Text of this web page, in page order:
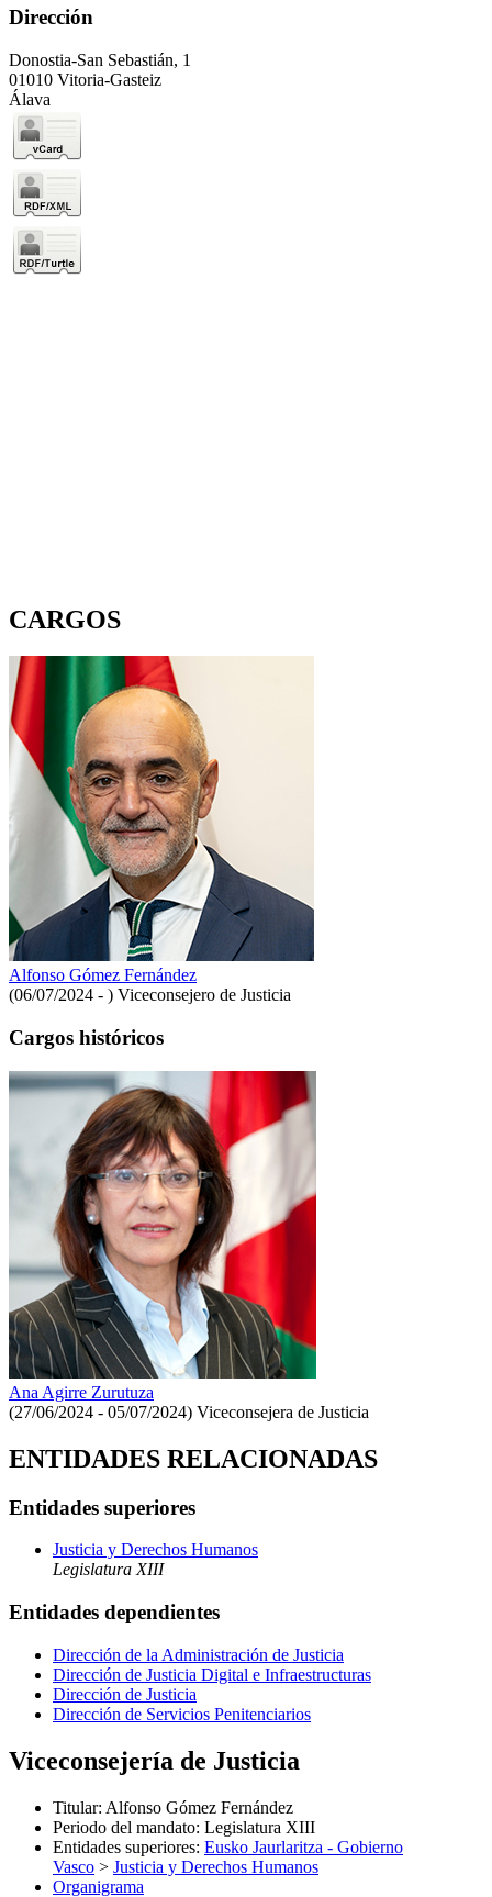
Dirección
Donostia-San Sebastián, 1
01010 Vitoria-Gasteiz
Álava
CARGOS
Alfonso Gómez Fernández
(06/07/2024 - ) Viceconsejero de Justicia
Cargos históricos
Ana Agirre Zurutuza
(27/06/2024 - 05/07/2024) Viceconsejera de Justicia
ENTIDADES RELACIONADAS
Entidades superiores
Justicia y Derechos Humanos
Legislatura XIII
Entidades dependientes
Dirección de la Administración de Justicia
Dirección de Justicia Digital e Infraestructuras
Dirección de Justicia
Dirección de Servicios Penitenciarios
Viceconsejería de Justicia
Titular: Alfonso Gómez Fernández
Periodo del mandato: Legislatura XIII
Entidades superiores: Eusko Jaurlaritza - Gobierno
Vasco > Justicia y Derechos Humanos
Organigrama